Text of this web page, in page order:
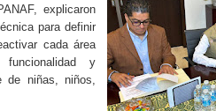
explicaron
para definir
cada área
y
de niñas, niños,